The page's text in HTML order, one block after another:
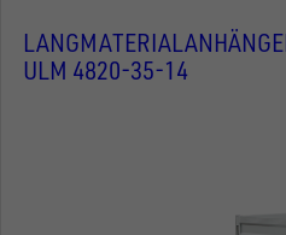
ULM 4820-35-14